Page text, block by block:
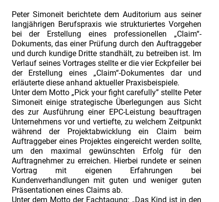
Peter Simoneit berichtete dem Auditorium aus seiner
langjährigen Berufspraxis wie strukturiertes Vorgehen
bei der Erstellung eines professionellen „Claim“-
Dokuments, das einer Prüfung durch den Auftraggeber
und durch kundige Dritte standhält, zu betreiben ist. Im
Verlauf seines Vortrages stellte er die vier Eckpfeiler bei
der Erstellung eines „Claim“-Dokumentes dar und
erläuterte diese anhand aktueller Praxisbeispiele.
Unter dem Motto „Pick your fight carefully” stellte Peter
Simoneit einige strategische Überlegungen aus Sicht
des zur Ausführung einer EPC-Leistung beauftragen
Unternehmens vor und vertiefte, zu welchem Zeitpunkt
während der Projektabwicklung ein Claim beim
Auftraggeber eines Projektes eingereicht werden sollte,
um den maximal gewünschten Erfolg für den
Auftragnehmer zu erreichen. Hierbei rundete er seinen
Vortrag mit eigenen Erfahrungen bei
Kundenverhandlungen mit guten und weniger guten
Präsentationen eines Claims ab.
Unter dem Motto der Fachtagung: „Das Kind ist in den